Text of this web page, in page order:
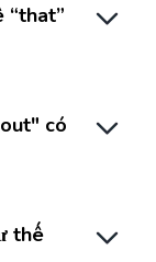
“that”
có
thế